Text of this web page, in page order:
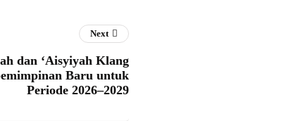
Next
dan ‘Aisyiyah Klang
Baru untuk
Periode 2026–2029